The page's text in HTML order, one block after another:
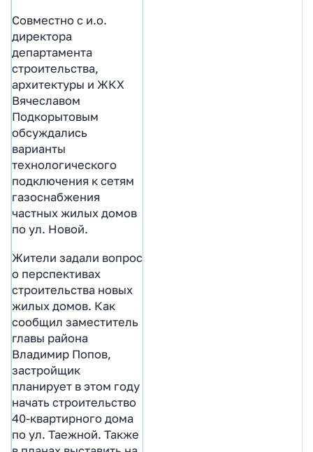
Совместно с и.о.
директора
департамента
строительства,
архитектуры и ЖКХ
Вячеславом
Подкорытовым
обсуждались
варианты
технологического
подключения к сетям
газоснабжения
частных жилых домов
по ул. Новой.
Жители задали вопрос
о перспективах
строительства новых
жилых домов. Как
сообщил заместитель
главы района
Владимир Попов,
застройщик
планирует в этом году
начать строительство
40-квартирного дома
по ул. Таежной. Также